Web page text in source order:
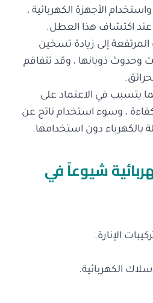
الأجهزة الكهربائية ،
عند اكتشاف هذا العطل.
المرتفعة إلى زيادة تسخين
وحدوث ذوبانها ، وقد تتفاقم
يتسبب في الاعتماد على
، وسوء استخدام ناتج عن
بالكهرباء دون استخدامها.
شيوعاً في
الإنارة.
الكهربائية.